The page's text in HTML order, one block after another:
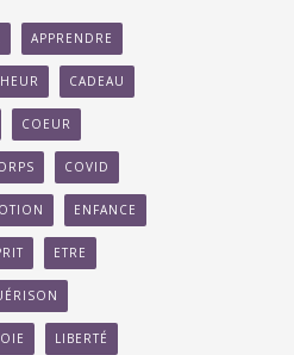
APPRENDRE
CADEAU
COEUR
COVID
ENFANCE
ETRE
LIBERTÉ